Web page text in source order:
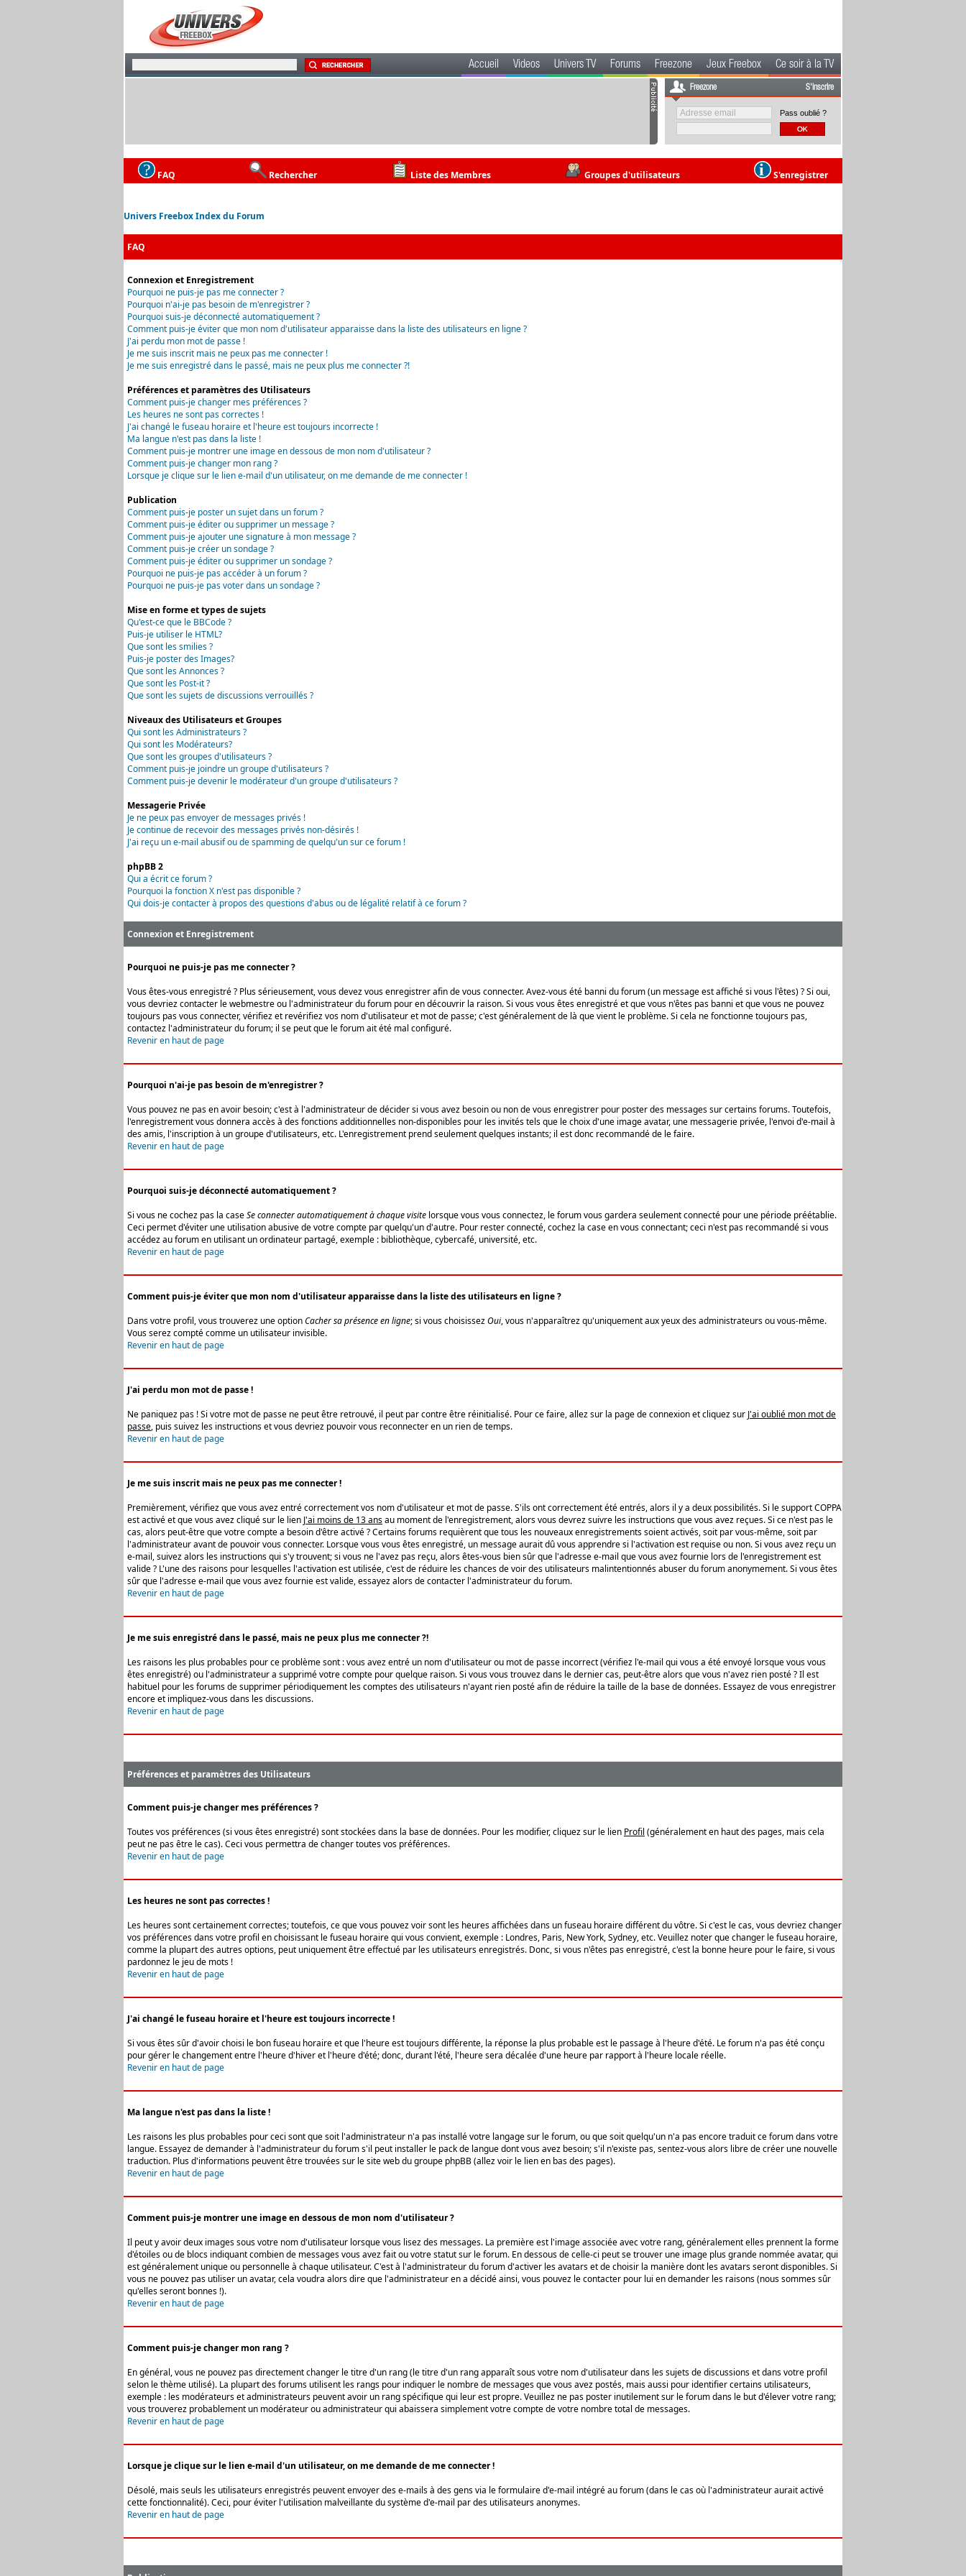
Accueil Videos Univers TV Forums Freezone Jeux Freebox Ce soir à la TV
Freezone S'inscrire
Pass oublié ?
FAQ Rechercher Liste des Membres Groupes d'utilisateurs S'enregistrer
Univers Freebox Index du Forum
FAQ
Connexion et Enregistrement
Pourquoi ne puis-je pas me connecter ?
Pourquoi n'ai-je pas besoin de m'enregistrer ?
Pourquoi suis-je déconnecté automatiquement ?
Comment puis-je éviter que mon nom d'utilisateur apparaisse dans la liste des utilisateurs en ligne ?
J'ai perdu mon mot de passe !
Je me suis inscrit mais ne peux pas me connecter !
Je me suis enregistré dans le passé, mais ne peux plus me connecter ?!
Préférences et paramètres des Utilisateurs
Comment puis-je changer mes préférences ?
Les heures ne sont pas correctes !
J'ai changé le fuseau horaire et l'heure est toujours incorrecte !
Ma langue n'est pas dans la liste !
Comment puis-je montrer une image en dessous de mon nom d'utilisateur ?
Comment puis-je changer mon rang ?
Lorsque je clique sur le lien e-mail d'un utilisateur, on me demande de me connecter !
Publication
Comment puis-je poster un sujet dans un forum ?
Comment puis-je éditer ou supprimer un message ?
Comment puis-je ajouter une signature à mon message ?
Comment puis-je créer un sondage ?
Comment puis-je éditer ou supprimer un sondage ?
Pourquoi ne puis-je pas accéder à un forum ?
Pourquoi ne puis-je pas voter dans un sondage ?
Mise en forme et types de sujets
Qu'est-ce que le BBCode ?
Puis-je utiliser le HTML?
Que sont les smilies ?
Puis-je poster des Images?
Que sont les Annonces ?
Que sont les Post-it ?
Que sont les sujets de discussions verrouillés ?
Niveaux des Utilisateurs et Groupes
Qui sont les Administrateurs ?
Qui sont les Modérateurs?
Que sont les groupes d'utilisateurs ?
Comment puis-je joindre un groupe d'utilisateurs ?
Comment puis-je devenir le modérateur d'un groupe d'utilisateurs ?
Messagerie Privée
Je ne peux pas envoyer de messages privés !
Je continue de recevoir des messages privés non-désirés !
J'ai reçu un e-mail abusif ou de spamming de quelqu'un sur ce forum !
phpBB 2
Qui a écrit ce forum ?
Pourquoi la fonction X n'est pas disponible ?
Qui dois-je contacter à propos des questions d'abus ou de légalité relatif à ce forum ?
Connexion et Enregistrement
Pourquoi ne puis-je pas me connecter ?
Vous êtes-vous enregistré ? Plus sérieusement, vous devez vous enregistrer afin de vous connecter. Avez-vous été banni du forum (un message est affiché si vous l'êtes) ? Si oui,
vous devriez contacter le webmestre ou l'administrateur du forum pour en découvrir la raison. Si vous vous êtes enregistré et que vous n'êtes pas banni et que vous ne pouvez
toujours pas vous connecter, vérifiez et revérifiez vos nom d'utilisateur et mot de passe; c'est généralement de là que vient le problème. Si cela ne fonctionne toujours pas,
contactez l'administrateur du forum; il se peut que le forum ait été mal configuré.
Revenir en haut de page
Pourquoi n'ai-je pas besoin de m'enregistrer ?
Vous pouvez ne pas en avoir besoin; c'est à l'administrateur de décider si vous avez besoin ou non de vous enregistrer pour poster des messages sur certains forums. Toutefois,
l'enregistrement vous donnera accès à des fonctions additionnelles non-disponibles pour les invités tels que le choix d'une image avatar, une messagerie privée, l'envoi d'e-mail à
des amis, l'inscription à un groupe d'utilisateurs, etc. L'enregistrement prend seulement quelques instants; il est donc recommandé de le faire.
Revenir en haut de page
Pourquoi suis-je déconnecté automatiquement ?
Si vous ne cochez pas la caseSe connecter automatiquement à chaque visite lorsque vous vous connectez, le forum vous gardera seulement connecté pour une période préétablie.
Ceci permet d'éviter une utilisation abusive de votre compte par quelqu'un d'autre. Pour rester connecté, cochez la case en vous connectant; ceci n'est pas recommandé si vous
accédez au forum en utilisant un ordinateur partagé, exemple : bibliothèque, cybercafé, université, etc.
Revenir en haut de page
Comment puis-je éviter que mon nom d'utilisateur apparaisse dans la liste des utilisateurs en ligne ?
Dans votre profil, vous trouverez une optionCacher sa présence en ligne; si vous choisissezOui, vous n'apparaîtrez qu'uniquement aux yeux des administrateurs ou vous-même.
Vous serez compté comme un utilisateur invisible.
Revenir en haut de page
J'ai perdu mon mot de passe !
Ne paniquez pas ! Si votre mot de passe ne peut être retrouvé, il peut par contre être réinitialisé. Pour ce faire, allez sur la page de connexion et cliquez sur J'ai oublié mon mot de
passe, puis suivez les instructions et vous devriez pouvoir vous reconnecter en un rien de temps.
Revenir en haut de page
Je me suis inscrit mais ne peux pas me connecter !
Premièrement, vérifiez que vous avez entré correctement vos nom d'utilisateur et mot de passe. S'ils ont correctement été entrés, alors il y a deux possibilités. Si le support COPPA
est activé et que vous avez cliqué sur le lien J'ai moins de 13 ansau moment de l'enregistrement, alors vous devrez suivre les instructions que vous avez reçues. Si ce n'est pas le
cas, alors peut-être que votre compte a besoin d'être activé ? Certains forums requièrent que tous les nouveaux enregistrements soient activés, soit par vous-même, soit par
l'administrateur avant de pouvoir vous connecter. Lorsque vous vous êtes enregistré, un message aurait dû vous apprendre si l'activation est requise ou non. Si vous avez reçu un
e-mail, suivez alors les instructions qui s'y trouvent; si vous ne l'avez pas reçu, alors êtes-vous bien sûr que l'adresse e-mail que vous avez fournie lors de l'enregistrement est
valide ? L'une des raisons pour lesquelles l'activation est utilisée, c'est de réduire les chances de voir des utilisateurs malintentionnés abuser du forum anonymement. Si vous êtes
sûr que l'adresse e-mail que vous avez fournie est valide, essayez alors de contacter l'administrateur du forum.
Revenir en haut de page
Je me suis enregistré dans le passé, mais ne peux plus me connecter ?!
Les raisons les plus probables pour ce problème sont : vous avez entré un nom d'utilisateur ou mot de passe incorrect (vérifiez l'e-mail qui vous a été envoyé lorsque vous vous
êtes enregistré) ou l'administrateur a supprimé votre compte pour quelque raison. Si vous vous trouvez dans le dernier cas, peut-être alors que vous n'avez rien posté ? Il est
habituel pour les forums de supprimer périodiquement les comptes des utilisateurs n'ayant rien posté afin de réduire la taille de la base de données. Essayez de vous enregistrer
encore et impliquez-vous dans les discussions.
Revenir en haut de page
Préférences et paramètres des Utilisateurs
Comment puis-je changer mes préférences ?
Toutes vos préférences (si vous êtes enregistré) sont stockées dans la base de données. Pour les modifier, cliquez sur le lien Profil (généralement en haut des pages, mais cela
peut ne pas être le cas). Ceci vous permettra de changer toutes vos préférences.
Revenir en haut de page
Les heures ne sont pas correctes !
Les heures sont certainement correctes; toutefois, ce que vous pouvez voir sont les heures affichées dans un fuseau horaire différent du vôtre. Si c'est le cas, vous devriez changer
vos préférences dans votre profil en choisissant le fuseau horaire qui vous convient, exemple : Londres, Paris, New York, Sydney, etc. Veuillez noter que changer le fuseau horaire,
comme la plupart des autres options, peut uniquement être effectué par les utilisateurs enregistrés. Donc, si vous n'êtes pas enregistré, c'est la bonne heure pour le faire, si vous
pardonnez le jeu de mots !
Revenir en haut de page
J'ai changé le fuseau horaire et l'heure est toujours incorrecte !
Si vous êtes sûr d'avoir choisi le bon fuseau horaire et que l'heure est toujours différente, la réponse la plus probable est le passage à l'heure d'été. Le forum n'a pas été conçu
pour gérer le changement entre l'heure d'hiver et l'heure d'été; donc, durant l'été, l'heure sera décalée d'une heure par rapport à l'heure locale réelle.
Revenir en haut de page
Ma langue n'est pas dans la liste !
Les raisons les plus probables pour ceci sont que soit l'administrateur n'a pas installé votre langage sur le forum, ou que soit quelqu'un n'a pas encore traduit ce forum dans votre
langue. Essayez de demander à l'administrateur du forum s'il peut installer le pack de langue dont vous avez besoin; s'il n'existe pas, sentez-vous alors libre de créer une nouvelle
traduction. Plus d'informations peuvent être trouvées sur le site web du groupe phpBB (allez voir le lien en bas des pages).
Revenir en haut de page
Comment puis-je montrer une image en dessous de mon nom d'utilisateur ?
Il peut y avoir deux images sous votre nom d'utilisateur lorsque vous lisez des messages. La première est l'image associée avec votre rang, généralement elles prennent la forme
d'étoiles ou de blocs indiquant combien de messages vous avez fait ou votre statut sur le forum. En dessous de celle-ci peut se trouver une image plus grande nommée avatar, qui
est généralement unique ou personnelle à chaque utilisateur. C'est à l'administrateur du forum d'activer les avatars et de choisir la manière dont les avatars seront disponibles. Si
vous ne pouvez pas utiliser un avatar, cela voudra alors dire que l'administrateur en a décidé ainsi, vous pouvez le contacter pour lui en demander les raisons (nous sommes sûr
qu'elles seront bonnes !).
Revenir en haut de page
Comment puis-je changer mon rang ?
En général, vous ne pouvez pas directement changer le titre d'un rang (le titre d'un rang apparaît sous votre nom d'utilisateur dans les sujets de discussions et dans votre profil
selon le thème utilisé). La plupart des forums utilisent les rangs pour indiquer le nombre de messages que vous avez postés, mais aussi pour identifier certains utilisateurs,
exemple : les modérateurs et administrateurs peuvent avoir un rang spécifique qui leur est propre. Veuillez ne pas poster inutilement sur le forum dans le but d'élever votre rang;
vous trouverez probablement un modérateur ou administrateur qui abaissera simplement votre compte de votre nombre total de messages.
Revenir en haut de page
Lorsque je clique sur le lien e-mail d'un utilisateur, on me demande de me connecter !
Désolé, mais seuls les utilisateurs enregistrés peuvent envoyer des e-mails à des gens via le formulaire d'e-mail intégré au forum (dans le cas où l'administrateur aurait activé
cette fonctionnalité). Ceci, pour éviter l'utilisation malveillante du système d'e-mail par des utilisateurs anonymes.
Revenir en haut de page